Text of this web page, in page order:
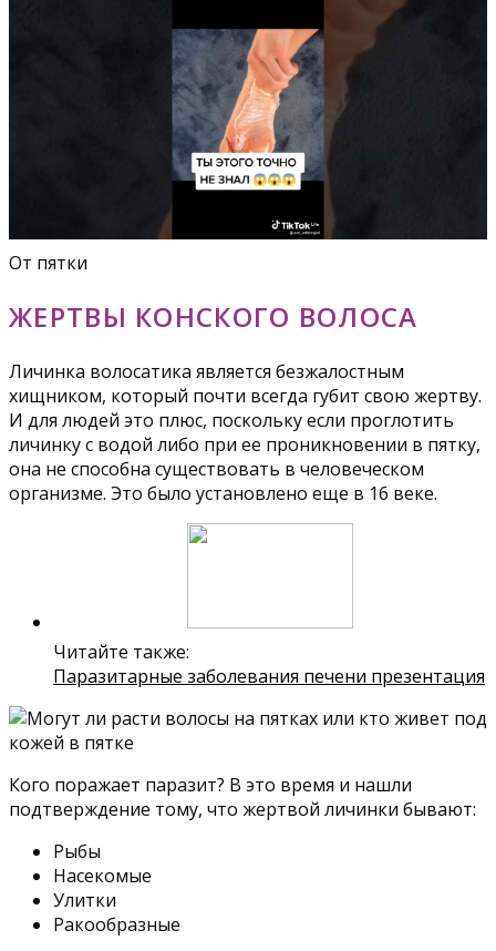
От пятки
ЖЕРТВЫ КОНСКОГО ВОЛОСА
Личинка волосатика является безжалостным
хищником, который почти всегда губит свою жертву.
И для людей это плюс, поскольку если проглотить
личинку с водой либо при ее проникновении в пятку,
она не способна существовать в человеческом
организме. Это было установлено еще в 16 веке.
Читайте также:
Паразитарные заболевания печени презентация
Кого поражает паразит? В это время и нашли
подтверждение тому, что жертвой личинки бывают:
Рыбы
Насекомые
Улитки
Ракообразные